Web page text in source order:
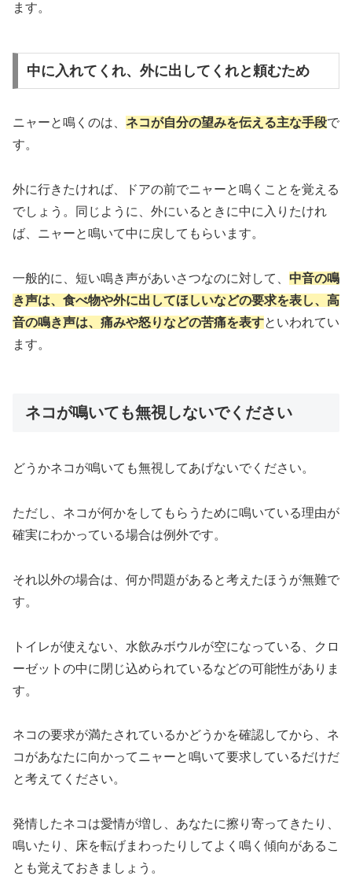
ます。
中に入れてくれ、外に出してくれと頼むため
ニャーと鳴くのは、 ネコが自分の望みを伝える主な手段で
す。
外に行きたければ、ドアの前でニャーと鳴くことを覚える
でしょう。同じように、外にいるときに中に入りたけれ
ば、ニャーと鳴いて中に戻してもらいます。
一般的に、短い鳴き声があいさつなのに対して、 中音の鳴
き声は、食べ物や外に出してほしいなどの要求を表し、高
音の鳴き声は、痛みや怒りなどの苦痛を表すといわれてい
ます。
ネコが鳴いても無視しないでください
どうかネコが鳴いても無視してあげないでください。
ただし、ネコが何かをしてもらうために鳴いている理由が
確実にわかっている場合は例外です。
それ以外の場合は、何か問題があると考えたほうが無難で
す。
トイレが使えない、水飲みボウルが空になっている、クロ
ーゼットの中に閉じ込められているなどの可能性がありま
す。
ネコの要求が満たされているかどうかを確認してから、ネ
コがあなたに向かってニャーと鳴いて要求しているだけだ
と考えてください。
発情したネコは愛情が増し、あなたに擦り寄ってきたり、
鳴いたり、床を転げまわったりしてよく鳴く傾向があるこ
とも覚えておきましょう。